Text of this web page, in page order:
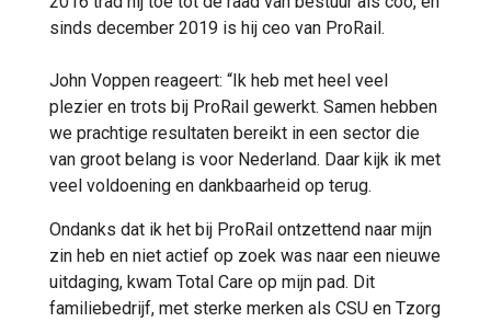
sinds december 2019 is hij ceo van ProRail.
John Voppen reageert: “Ik heb met heel veel
plezier en trots bij ProRail gewerkt. Samen hebben
we prachtige resultaten bereikt in een sector die
van groot belang is voor Nederland. Daar kijk ik met
veel voldoening en dankbaarheid op terug.
Ondanks dat ik het bij ProRail ontzettend naar mijn
zin heb en niet actief op zoek was naar een nieuwe
uitdaging, kwam Total Care op mijn pad. Dit
familiebedrijf, met sterke merken als CSU en Tzorg